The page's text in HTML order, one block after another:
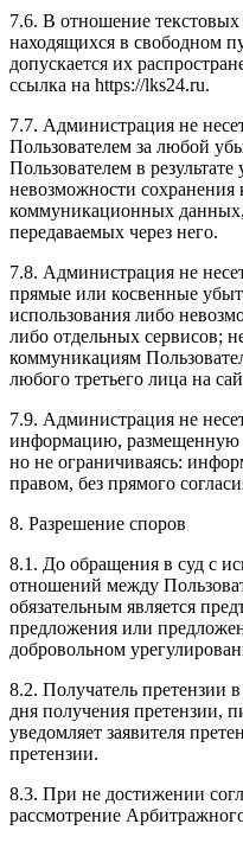
7.6. В отношение
находящихся в свободном
допускается их
ссылка на https://lks24.ru.
7.7. Администрация не
Пользователем за любой
Пользователем в
невозможности
коммуникационных
передаваемых через него.
7.8. Администрация не
прямые или косвенные
использования либо
либо отдельных сервисов;
коммуникациям
любого третьего лица на
7.9. Администрация не
информацию, размещенную
но не ограничиваясь:
правом, без прямого
8. Разрешение споров
8.1. До обращения в суд с
отношений между
обязательным является
предложения или
добровольном
8.2. Получатель претензии
дня получения претензии,
уведомляет заявителя
претензии.
8.3. При не достижении
рассмотрение